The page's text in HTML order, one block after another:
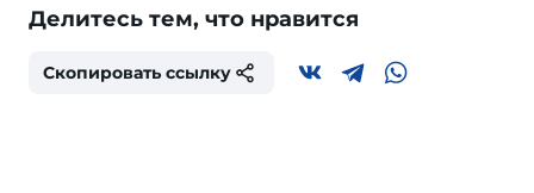
Делитесь тем, что нравится
Скопировать ссылку